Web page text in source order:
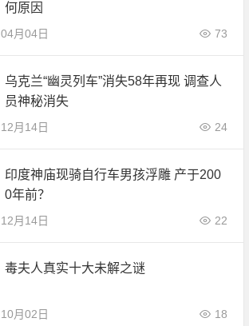
何原因
04月04日 73
乌克兰“幽灵列车”消失58年再现 调查人
员神秘消失
12月14日 24
印度神庙现骑自行车男孩浮雕 产于200
0年前？
12月14日 22
毒夫人真实十大未解之谜
10月02日 18